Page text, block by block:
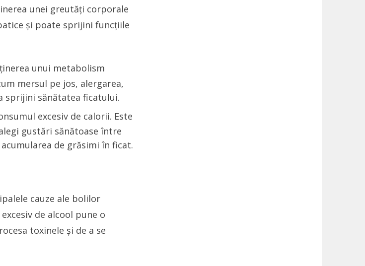
unei greutăți corporale
și poate sprijini funcțiile
unui metabolism
mersul pe jos, alergarea,
sprijini sănătatea ficatului.
excesiv de calorii. Este
gustări sănătoase între
de grăsimi în ficat.
cauze ale bolilor
de alcool pune o
toxinele și de a se